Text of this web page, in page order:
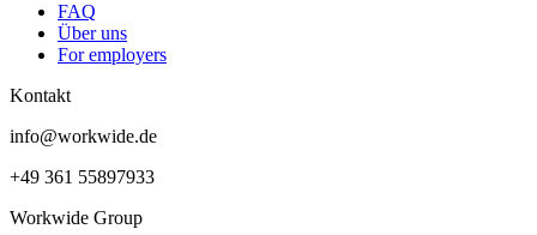
FAQ
Über uns
For employers
Kontakt
info@workwide.de
+49 361 55897933
Workwide Group